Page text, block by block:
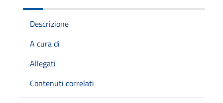
Descrizione
A cura di
Allegati
Contenuti correlati